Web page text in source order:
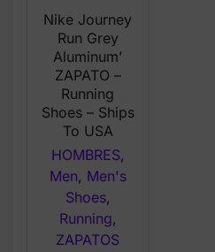
price
was:
$175.00.
is:
$69.97.
Nike Journey
Run Grey
Aluminum’
ZAPATO –
Running
Shoes – Ships
To USA
HOMBRES,
Men, Men's
Shoes,
Running,
ZAPATOS